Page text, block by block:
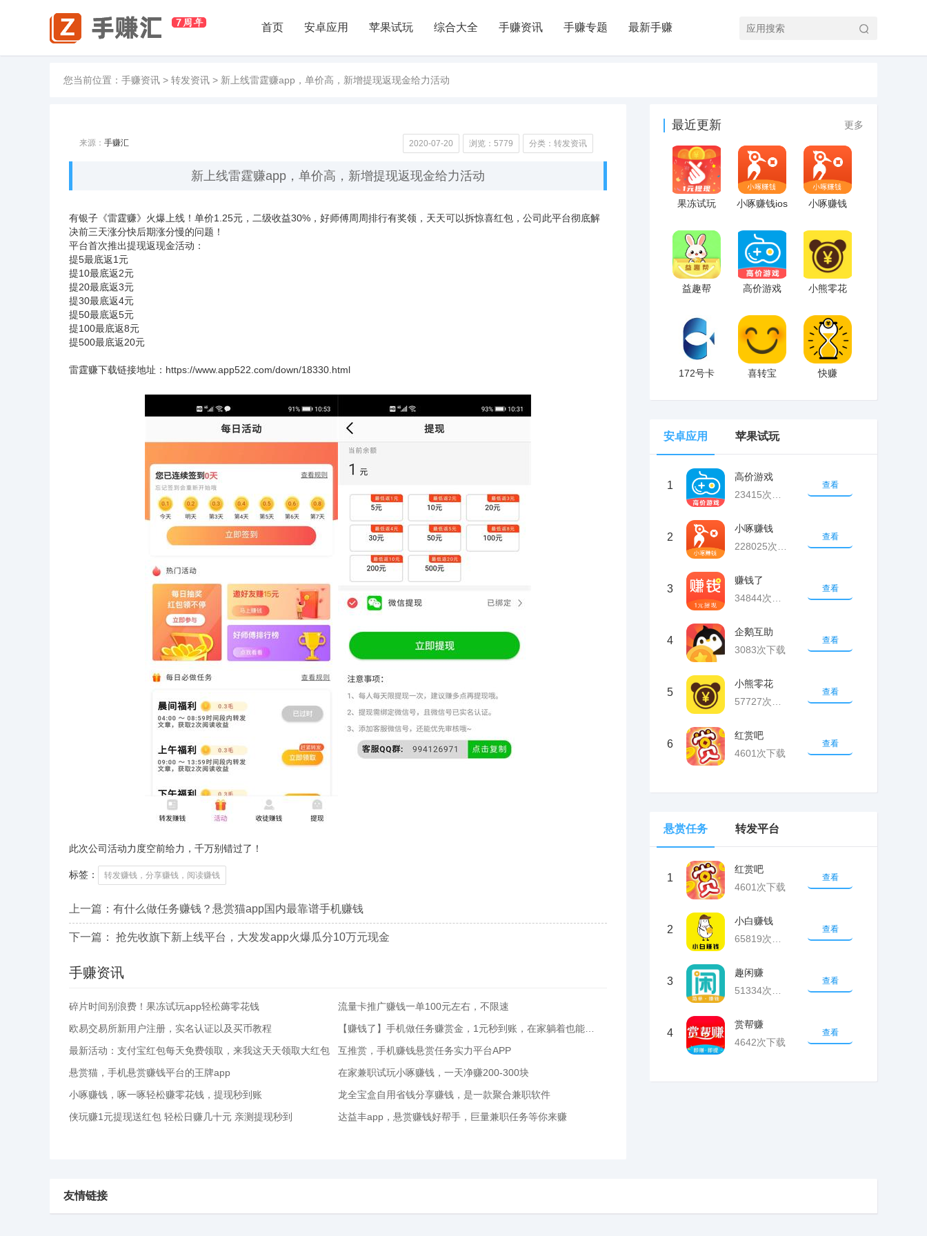
首页 安卓应用 苹果试玩 综合大全 手赚资讯 手赚专题 最新手赚
您当前位置： 手赚资讯 > 转发资讯 > 新上线雷霆赚app，单价高，新增提现返现金给力活动
来源： 手赚汇 2020-07-20 浏览：5779 分类：转发资讯
新上线雷霆赚app，单价高，新增提现返现金给力活动
有银子《雷霆赚》火爆上线！单价1.25元，二级收益30%，好师傅周周排行有奖领，天天可以拆惊喜红包，公司此平台彻底解
决前三天涨分快后期涨分慢的问题！
平台首次推出提现返现金活动：
提5最底返1元
提10最底返2元
提20最底返3元
提30最底返4元
提50最底返5元
提100最底返8元
提500最底返20元
雷霆赚下载链接地址： https://www.app522.com/down/18330.html
此次公司活动力度空前给力，千万别错过了！
标签： 转发赚钱，分享赚钱，阅读赚钱
上一篇： 有什么做任务赚钱？悬赏猫app国内最靠谱手机赚钱
下一篇： 抢先收旗下新上线平台，大发发app火爆瓜分10万元现金
手赚资讯
碎片时间别浪费！果冻试玩app轻松薅零花钱
流量卡推广赚钱一单100元左右，不限速
欧易交易所新用户注册，实名认证以及买币教程
最新活动：支付宝红包每天免费领取，来我这天天领取大红包
互推赏，手机赚钱悬赏任务实力平台APP
悬赏猫，手机悬赏赚钱平台的王牌app
在家兼职试玩小啄赚钱，一天净赚200-300块
小啄赚钱，啄一啄轻松赚零花钱，提现秒到账
龙全宝盒自用省钱分享赚钱，是一款聚合兼职软件
侠玩赚1元提现送红包 轻松日赚几十元 亲测提现秒到
达益丰app，悬赏赚钱好帮手，巨量兼职任务等你来赚
最近更新 更多
果冻试玩 小啄赚钱ios 小啄赚钱
益趣帮 高价游戏 小熊零花
172号卡 喜转宝 快赚
安卓应用 苹果试玩
1
高价游戏
查看
2
小啄赚钱
查看
3
赚钱了
查看
4
企鹅互助
3083次下载
查看
5
小熊零花
查看
6
红赏吧
4601次下载
查看
悬赏任务 转发平台
1
红赏吧
4601次下载
查看
2
小白赚钱
查看
3
趣闲赚
查看
4
赏帮赚
4642次下载
查看
友情链接